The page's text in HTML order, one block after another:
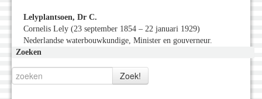
Lelyplantsoen, Dr C.
Cornelis Lely (23 september 1854 – 22 januari 1929)
Nederlandse waterbouwkundige, Minister en gouverneur.
Zoeken